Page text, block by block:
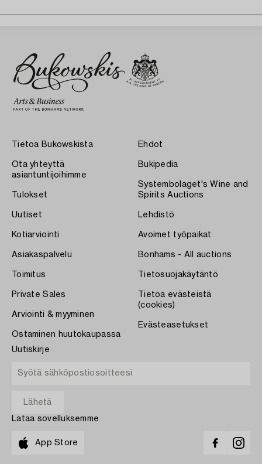
Tietoa Bukowskista
Ota yhteyttä
asiantuntijoihimme
Tulokset
Uutiset
Kotiarviointi
Asiakaspalvelu
Toimitus
Private Sales
Arviointi & myyminen
Ostaminen huutokaupassa
Ehdot
Bukipedia
Systembolaget's Wine and
Spirits Auctions
Lehdistö
Avoimet työpaikat
Bonhams - All auctions
Tietosuojakäytäntö
Tietoa evästeistä
(cookies)
Evästeasetukset
Uutiskirje
Lataa sovelluksemme
App Store